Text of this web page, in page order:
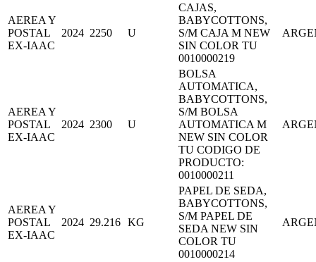
AEREA Y
POSTAL
EX-IAAC
2024 2250 U
CAJAS,
BABYCOTTONS,
S/M CAJA M NEW
SIN COLOR TU
0010000219
AEREA Y
POSTAL
EX-IAAC
2024 2300 U
BOLSA
AUTOMATICA,
BABYCOTTONS,
S/M BOLSA
AUTOMATICA M
NEW SIN COLOR
TU CODIGO DE
PRODUCTO:
0010000211
AEREA Y
POSTAL
EX-IAAC
2024 29.216 KG
PAPEL DE SEDA,
BABYCOTTONS,
S/M PAPEL DE
SEDA NEW SIN
COLOR TU
0010000214